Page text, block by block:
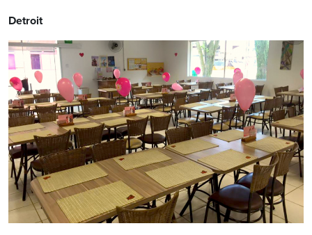
Detroit